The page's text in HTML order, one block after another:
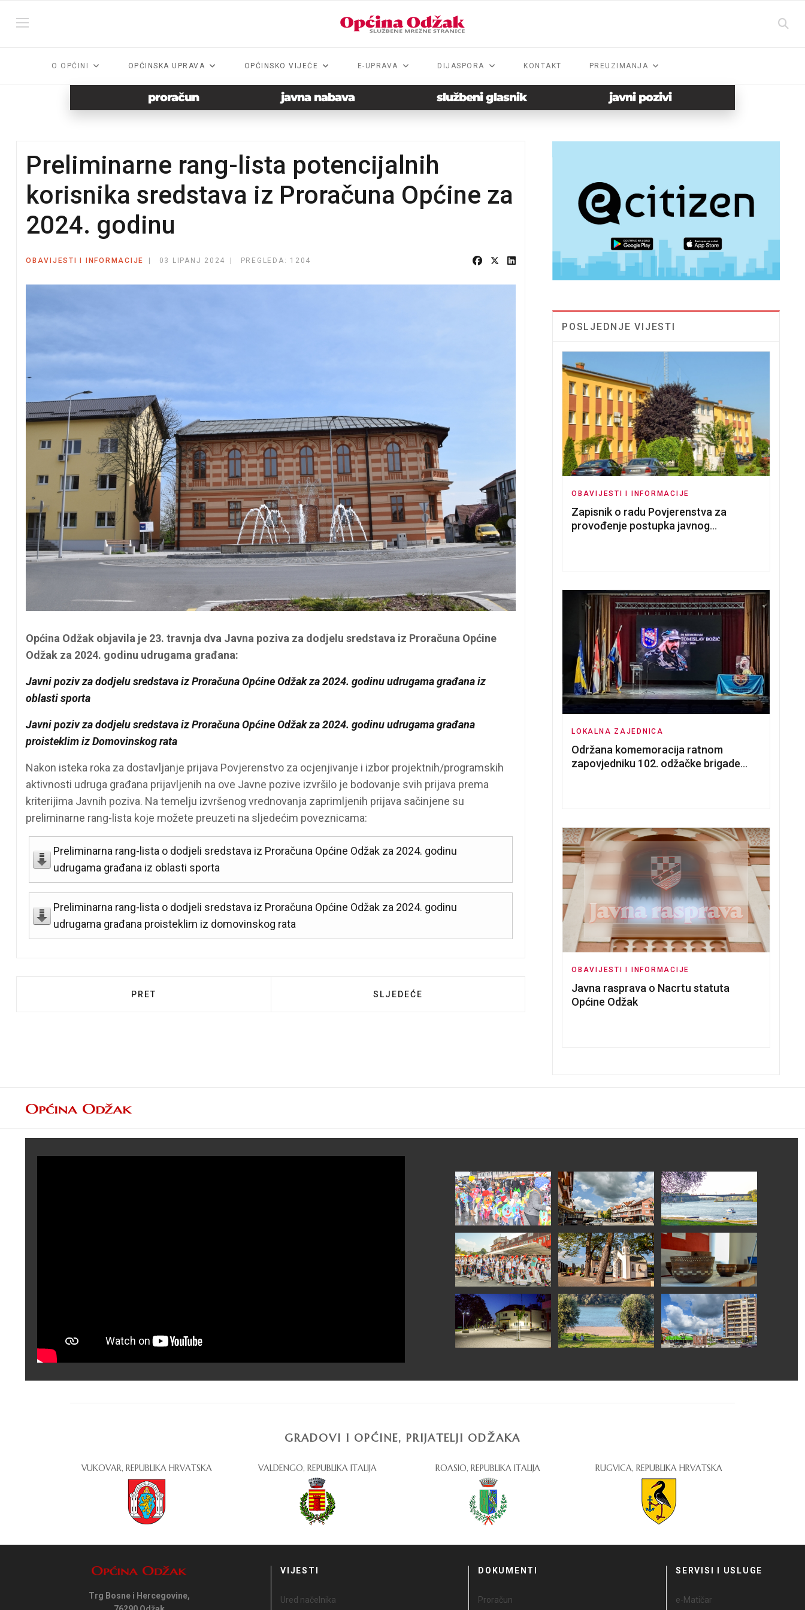
O OPĆINI OPĆINSKA UPRAVA OPĆINSKO VIJEĆE E-UPRAVA DIJASPORA KONTAKT PREUZIMANJA
proračun javna nabava službeni glasnik javni pozivi
Preliminarne rang-lista potencijalnih
korisnika sredstava iz Proračuna Općine za
2024. godinu
OBAVIJESTI I INFORMACIJE 03 LIPANJ 2024 PREGLEDA: 1204
Općina Odžak objavila je 23. travnja dva Javna poziva za dodjelu sredstava iz Proračuna Općine
Odžak za 2024. godinu udrugama građana:
Javni poziv za dodjelu sredstava iz Proračuna Općine Odžak za 2024. godinu udrugama građana iz
oblasti sporta
Javni poziv za dodjelu sredstava iz Proračuna Općine Odžak za 2024. godinu udrugama građana
proisteklim iz Domovinskog rata
Nakon isteka roka za dostavljanje prijava Povjerenstvo za ocjenjivanje i izbor projektnih/programskih
aktivnosti udruga građana prijavljenih na ove Javne pozive izvršilo je bodovanje svih prijava prema
kriterijima Javnih poziva. Na temelju izvršenog vrednovanja zaprimljenih prijava sačinjene su
preliminarne rang-lista koje možete preuzeti na sljedećim poveznicama:
Preliminarna rang-lista o dodjeli sredstava iz Proračuna Općine Odžak za 2024. godinu
udrugama građana iz oblasti sporta
Preliminarna rang-lista o dodjeli sredstava iz Proračuna Općine Odžak za 2024. godinu
udrugama građana proisteklim iz domovinskog rata
PRETHODNI ČLANAK: PRIOPĆENJE ZA JAVNOST OPĆINSKOG IZBORNOG POVJERENSTVA
PRET SLJEDEĆI ČLANAK: OBAVIJEST O NERADNOM DANU
SLJEDEĆE
POSLJEDNJE VIJESTI
OBAVIJESTI I INFORMACIJE
Zapisnik o radu Povjerenstva za
provođenje postupka javnog
LOKALNA ZAJEDNICA
Održana komemoracija ratnom
zapovjedniku 102. odžačke brigade
OBAVIJESTI I INFORMACIJE
Javna rasprava o Nacrtu statuta
Općine Odžak
GRADOVI I OPĆINE, PRIJATELJI ODŽAKA
VUKOVAR, REPUBLIKA HRVATSKA VALDENGO, REPUBLIKA ITALIJA ROASIO, REPUBLIKA ITALIJA RUGVICA, REPUBLIKA HRVATSKA
Trg Bosne i Hercegovine,
VIJESTI
Ured načelnika
DOKUMENTI
Proračun
SERVISI I USLUGE
e-Matičar